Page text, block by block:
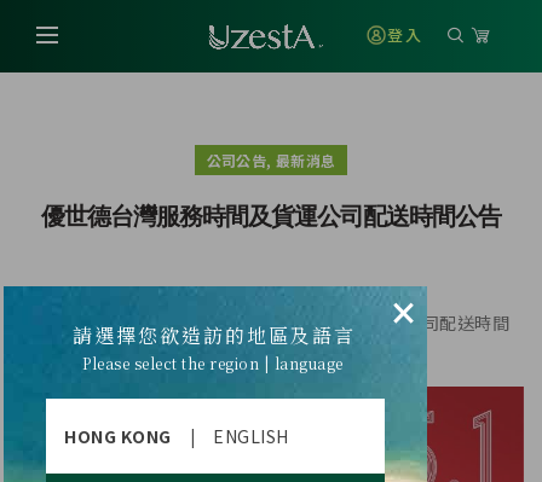
登入
公司公告, 最新消息
優世德台灣服務時間及貨運公司配送時間公告
適逢五一勞動節連假，優世德台灣服務時間及貨運公司配送時間
將有所調整
×
請選擇您欲造訪的地區及語言
Please select the region | language
HONG KONG | ENGLISH